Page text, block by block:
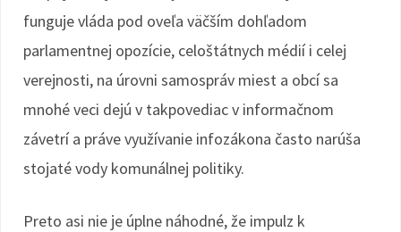
funguje vláda pod oveľa väčším dohľadom
parlamentnej opozície, celoštátnych médií i celej
verejnosti, na úrovni samospráv miest a obcí sa
mnohé veci dejú v takpovediac v informačnom
závetrí a práve využívanie infozákona často narúša
stojaté vody komunálnej politiky.
Preto asi nie je úplne náhodné, že impulz k